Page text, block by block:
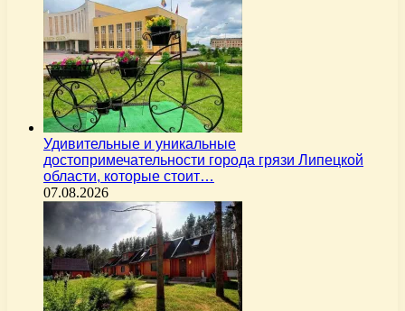
Удивительные и уникальные
достопримечательности города грязи Липецкой
области, которые стоит…
07.08.2026